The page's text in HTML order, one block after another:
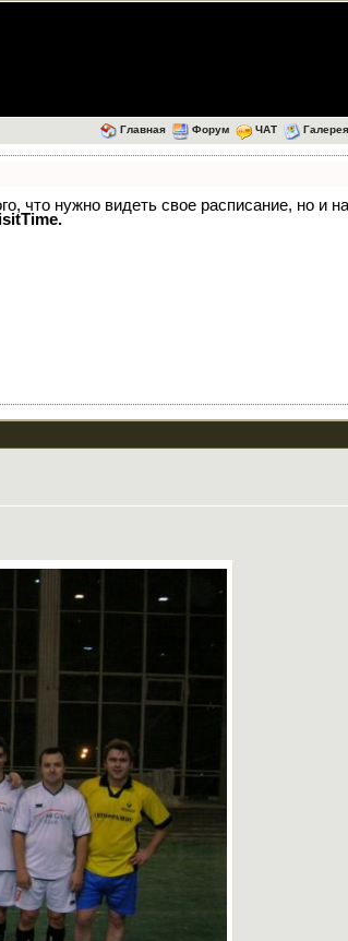
Главная Форум ЧАТ Галерея
что нужно видеть свое расписание, но и